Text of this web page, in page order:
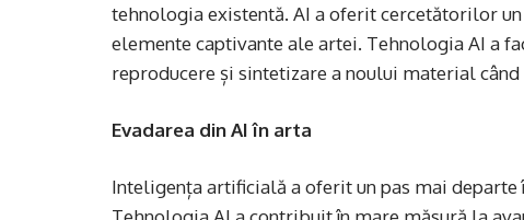
tehnologia existentă. AI a oferit cercetătorilor
elemente captivante ale artei. Tehnologia AI a
reproducere și sintetizare a noului material când
Evadarea din AI în arta
Inteligența artificială a oferit un pas mai